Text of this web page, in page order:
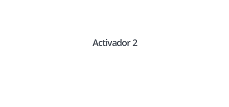
Activador 2